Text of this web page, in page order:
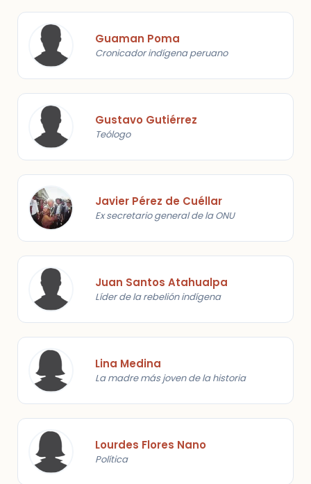
Guaman Poma
Cronicador indígena peruano
Gustavo Gutiérrez
Teólogo
Javier Pérez de Cuéllar
Ex secretario general de la ONU
Juan Santos Atahualpa
Líder de la rebelión indígena
Lina Medina
La madre más joven de la historia
Lourdes Flores Nano
Política